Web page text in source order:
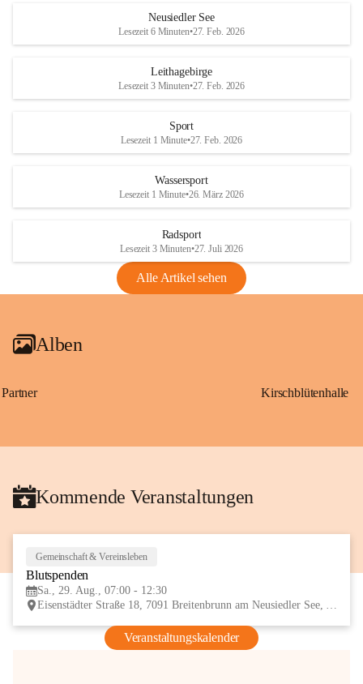
S
und den daraus folgenden wirtschaftlichen
Maßnahmen zur Bekämpfung
Rebe und der Amerikanischen
Anhang VBl. EU Nr. 18
1 Seite•1,4 MB
VBl. EU Nr. 18_2026
r
S
Neusiedler See
Lesezeit 6 Minuten•27. Feb. 2026
Leithagebirge
Lesezeit 3 Minuten•27. Feb. 2026
Sport
Lesezeit 1 Minute•27. Feb. 2026
Wassersport
Lesezeit 1 Minute•26. März 2026
Radsport
Lesezeit 3 Minuten•27. Juli 2026
Alle Artikel sehen
Alben
Partner Kirschblütenhalle
Kommende Veranstaltungen
Gemeinschaft & Vereinsleben
Blutspenden
Sa., 29. Aug., 07:00 - 12:30
Eisenstädter Straße 18, 7091 Breitenbrunn am Neusiedler See, AUT
Veranstaltungskalender